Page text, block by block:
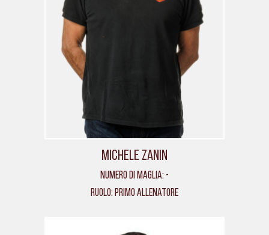
Michele Zanin
Numero di maglia: -
Ruolo: Primo allenatore